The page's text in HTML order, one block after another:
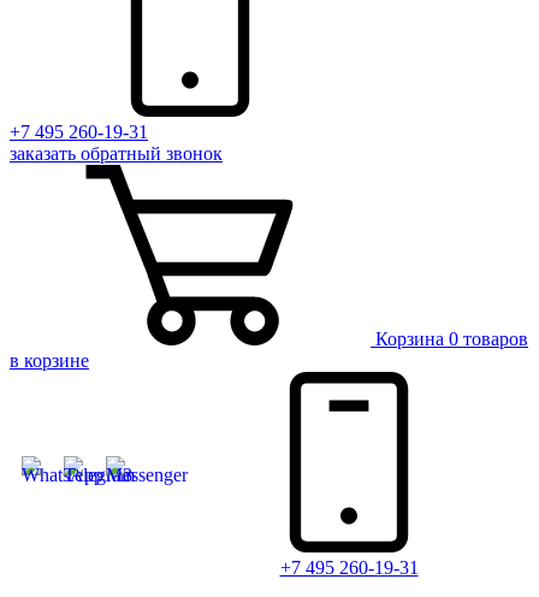
+7 495 260-19-31
заказать обратный звонок
Корзина 0 товаров
в корзине
+7 495 260-19-31